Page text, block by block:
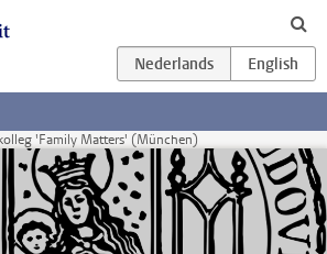
'Family Matters' (München)